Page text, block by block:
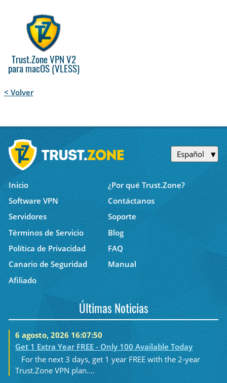
Trust.Zone VPN V2
para macOS (VLESS)
< Volver
Español
Inicio
¿Por qué Trust.Zone?
Software VPN
Contáctanos
Servidores
Soporte
Términos de Servicio
Blog
Política de Privacidad
FAQ
Canario de Seguridad
Manual
Afiliado
Últimas Noticias
6 agosto, 2026 16:07:50
Get 1 Extra Year FREE - Only 100 Available Today
For the next 3 days, get 1 year FREE with the 2-year
Trust.Zone VPN plan....